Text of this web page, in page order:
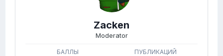
Zacken
Moderator
БАЛЛЫ ПУБЛИКАЦИЙ